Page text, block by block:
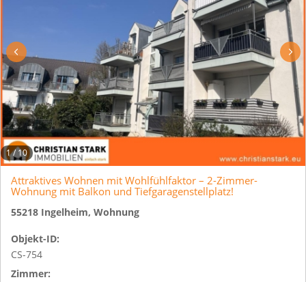
1/10
Attraktives Wohnen mit Wohlfühlfaktor – 2-Zimmer-
Wohnung mit Balkon und Tiefgaragenstellplatz!
55218 Ingelheim, Wohnung
Objekt-ID:
CS-754
Zimmer: